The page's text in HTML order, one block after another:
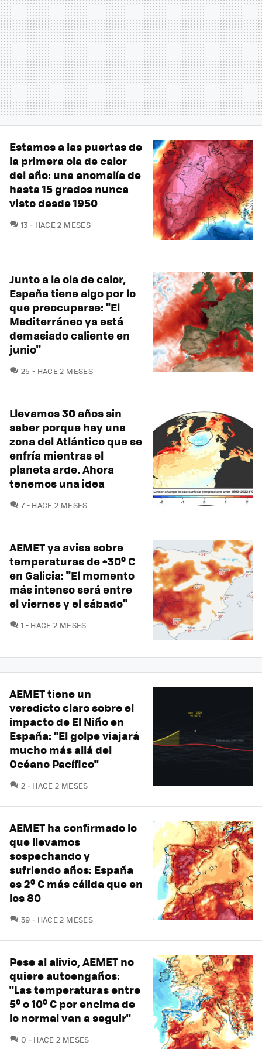
Estamos a las puertas de
la primera ola de calor
del año: una anomalía de
hasta 15 grados nunca
visto desde 1950
13 COMENTARIOS
HACE 2 MESES
Junto a la ola de calor,
España tiene algo por lo
que preocuparse: "El
Mediterráneo ya está
demasiado caliente en
junio"
25 COMENTARIOS
HACE 2 MESES
Llevamos 30 años sin
saber porque hay una
zona del Atlántico que se
enfría mientras el
planeta arde. Ahora
tenemos una idea
7COMENTARIOS
HACE 2 MESES
AEMET ya avisa sobre
temperaturas de +30º C
en Galicia: "El momento
más intenso será entre
el viernes y el sábado"
1 COMENTARIOS
HACE 2 MESES
AEMET tiene un
veredicto claro sobre el
impacto de El Niño en
España: "El golpe viajará
mucho más allá del
Océano Pacífico"
2 COMENTARIOS
HACE 2 MESES
AEMET ha confirmado lo
que llevamos
sospechando y
sufriendo años: España
es 2º C más cálida que en
los 80
39 COMENTARIOS
HACE 2 MESES
Pese al alivio, AEMET no
quiere autoengaños:
"Las temperaturas entre
5º o 10º C por encima de
lo normal van a seguir"
0 COMENTARIOS
HACE 2 MESES